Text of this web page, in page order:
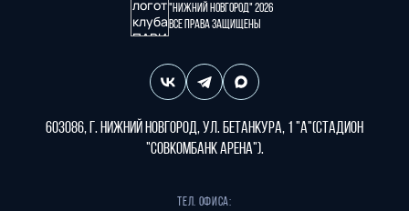
"Нижний Новгород" 2026
Все права защищены
603086, г. Нижний Новгород, ул. Бетанкура, 1 "А"(стадион
"СОВКОМБАНК АРЕНА").
Тел. офиса: